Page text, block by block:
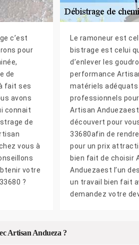
c’est
pour
de
fait ses
avons
connait
de
vous à
votre
?
Le ramoneur est
bistrage est celui
d’enlever les
performance
matériels
professionnels
Artisan
découvert pour
33680afin de
pour un prix
bien fait de choisir
Anduezaest l’un
un travail bien fait
demandez votre
Artisan Andueza ?